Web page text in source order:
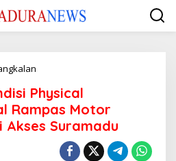
Physical
Distancing,
Begal
Rampas
Wanita
Physical
Rampas Motor
Suramadu